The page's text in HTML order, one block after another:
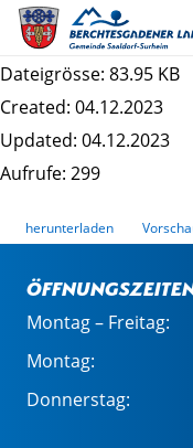
Entwurf 20.
Dateigrösse: 83.95 KB
Created: 04.12.2023
Updated: 04.12.2023
Aufrufe: 299
herunterladen
Montag – Freitag:
Montag:
Donnerstag: